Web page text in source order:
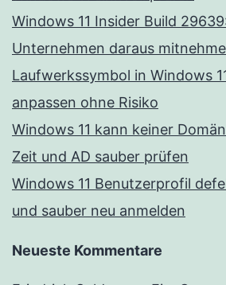
Windows 11 Insider Build
Unternehmen daraus
Laufwerkssymbol in Windows
anpassen ohne Risiko
Windows 11 kann keiner
Zeit und AD sauber prüfen
Windows 11 Benutzerprofil
und sauber neu anmelden
Neueste Kommentare